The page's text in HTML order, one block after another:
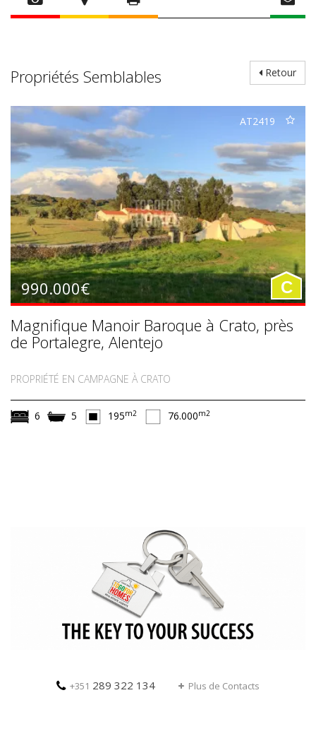
Retour
Propriétés Semblables
AT2419
990.000€ C
Magnifique Manoir Baroque à Crato, près
de Portalegre, Alentejo
PROPRIÉTÉ EN CAMPAGNE À CRATO
6 5 195m2 76.000m2
+351 289 322 134 Plus de Contacts